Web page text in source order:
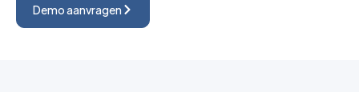
Demo aanvragen